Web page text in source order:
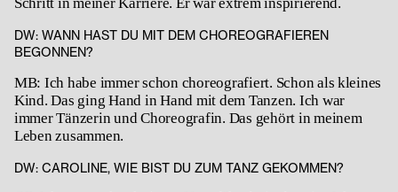
DW: WANN HAST DU MIT DEM CHOREOGRAFIEREN
BEGONNEN?
MB: Ich habe immer schon choreografiert. Schon als kleines
Kind. Das ging Hand in Hand mit dem Tanzen. Ich war
immer Tänzerin und Choreografin. Das gehört in meinem
Leben zusammen.
DW: CAROLINE, WIE BIST DU ZUM TANZ GEKOMMEN?